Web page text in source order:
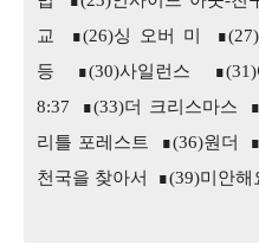
교
∎(26)싱 오버 미
등 ∎(30)사일런스
8:37 ∎(33)더 크리스마스
리틀 포레스트
∎(36)원더
천국을 찾아서
∎(39)미안해